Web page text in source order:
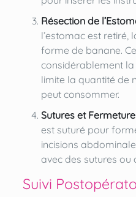
Résection de
l’estomac est retiré,
forme de banane.
considérablement la
limite la quantité de
peut consommer.
Sutures et Fermeture
est suturé pour
incisions
avec des sutures ou
Suivi